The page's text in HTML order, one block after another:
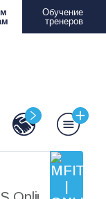
Обучение
тренеров